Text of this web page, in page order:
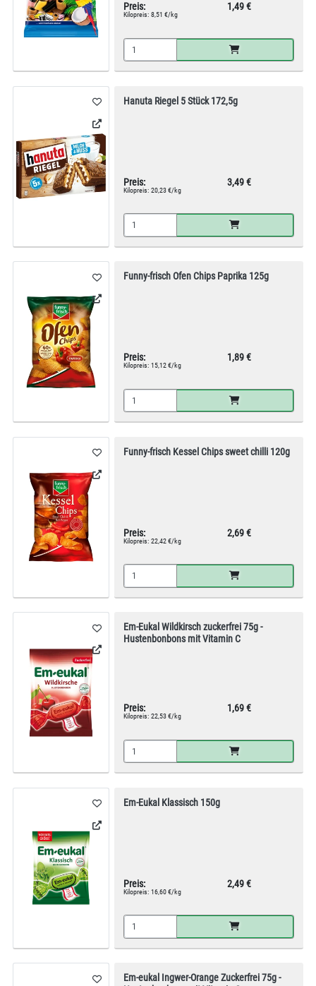
Preis: 1,49 €
Kilopreis: 8,51 €/kg
Hanuta Riegel 5 Stück 172,5g
Preis: 3,49 €
Kilopreis: 20,23 €/kg
Funny-frisch Ofen Chips Paprika 125g
Preis: 1,89 €
Kilopreis: 15,12 €/kg
Funny-frisch Kessel Chips sweet chilli 120g
Preis: 2,69 €
Kilopreis: 22,42 €/kg
Em-Eukal Wildkirsch zuckerfrei 75g -
Hustenbonbons mit Vitamin C
Preis: 1,69 €
Kilopreis: 22,53 €/kg
Em-Eukal Klassisch 150g
Preis: 2,49 €
Kilopreis: 16,60 €/kg
Em-eukal Ingwer-Orange Zuckerfrei 75g -